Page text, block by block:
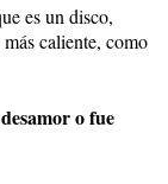
es un disco,
caliente, como
o fue